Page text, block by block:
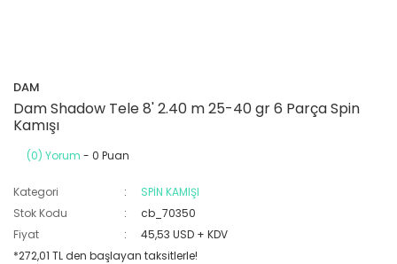
DAM
Dam Shadow Tele 8' 2.40 m 25-40 gr 6 Parça Spin
Kamışı
(0) Yorum - 0 Puan
Kategori
SPİN KAMIŞI
Stok Kodu
cb_70350
Fiyat
45,53 USD + KDV
*272,01 TL den başlayan taksitlerle!